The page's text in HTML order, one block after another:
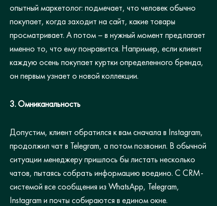
опытный маркетолог: подмечает, что человек обычно
покупает, когда заходит на сайт, какие товары
просматривает. А потом – в нужный момент предлагает
именно то, что ему понравится. Например, если клиент
каждую осень покупает куртки определенного бренда,
он первым узнает о новой коллекции.
3. Омниканальность
Допустим, клиент обратился к вам сначала в Instagram,
продолжил чат в Telegram, а потом позвонил. В обычной
ситуации менеджеру пришлось бы листать несколько
чатов, пытаясь собрать информацию воедино. С CRM-
системой все сообщения из WhatsApp, Telegram,
Instagram и почты собираются в едином окне.